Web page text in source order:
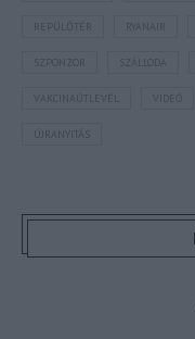
REPÜLŐTÉR
SZPONZOR SZÁLLODA
VAKCINAÚTLEVÉL
ÚJRANYITÁS